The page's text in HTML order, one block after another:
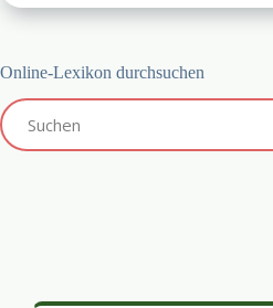
Online-Lexikon durchsuchen